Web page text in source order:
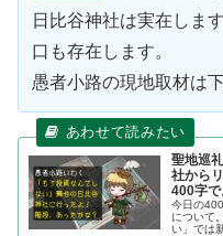
日比谷神社は実在しま
口も存在します。
愚者小路の現地取材は
聖地巡
社から
400字で
今日の
について
い」では